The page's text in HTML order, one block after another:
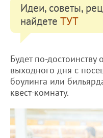
Идеи, советы,
найдете ТУТ
Будет по-
выходного дня с
боулинга или
квест-комнату.